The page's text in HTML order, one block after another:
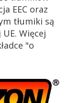
EEC oraz
tłumiki są
Więcej
"o